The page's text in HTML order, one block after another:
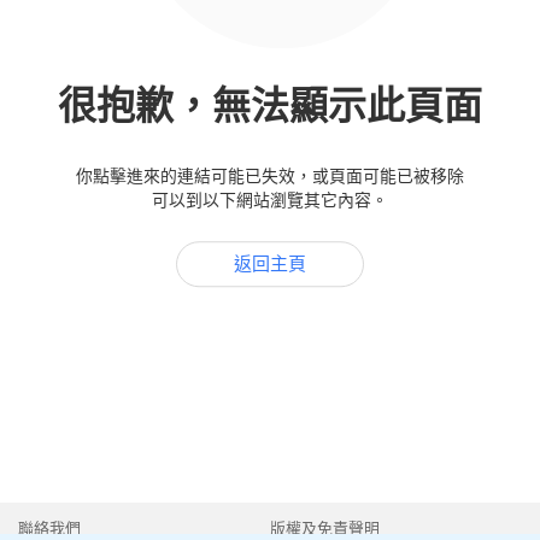
很抱歉，無法顯示此頁面
你點擊進來的連結可能已失效，或頁面可能已被移除
可以到以下網站瀏覽其它內容。
返回主頁
聯絡我們 版權及免責聲明